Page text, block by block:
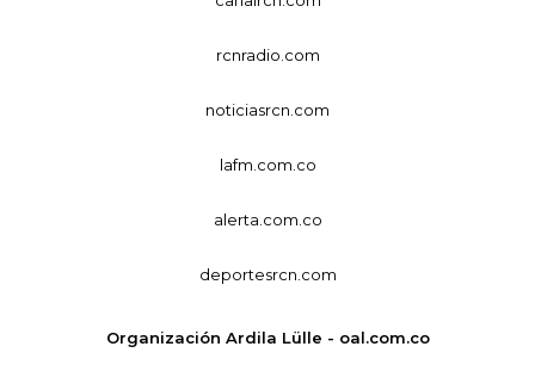
rcnradio.com
noticiasrcn.com
lafm.com.co
alerta.com.co
deportesrcn.com
Organización Ardila Lülle - oal.com.co